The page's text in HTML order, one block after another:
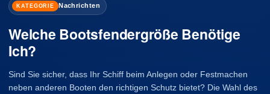
KATEGORIE Nachrichten
Welche Bootsfendergröße Benötige
Ich?
Sind Sie sicher, dass Ihr Schiff beim Anlegen oder Festmachen
neben anderen Booten den richtigen Schutz bietet? Die Wahl des